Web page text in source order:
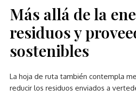
Más allá de la
residuos y
sostenibles
La hoja de ruta también contempla
reducir los residuos enviados a